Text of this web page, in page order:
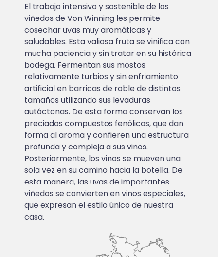
El trabajo intensivo y sostenible de los
viñedos de Von Winning les permite
cosechar uvas muy aromáticas y
saludables. Esta valiosa fruta se vinifica con
mucha paciencia y sin tratar en su histórica
bodega. Fermentan sus mostos
relativamente turbios y sin enfriamiento
artificial en barricas de roble de distintos
tamaños utilizando sus levaduras
autóctonas. De esta forma conservan los
preciados compuestos fenólicos, que dan
forma al aroma y confieren una estructura
profunda y compleja a sus vinos.
Posteriormente, los vinos se mueven una
sola vez en su camino hacia la botella. De
esta manera, las uvas de importantes
viñedos se convierten en vinos especiales,
que expresan el estilo único de nuestra
casa.